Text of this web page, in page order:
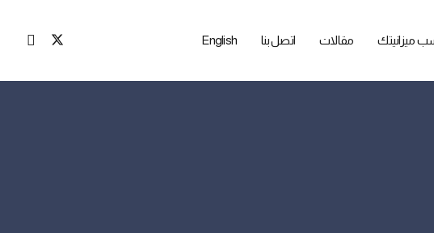
ميزانيتك مقالات اتصل بنا English